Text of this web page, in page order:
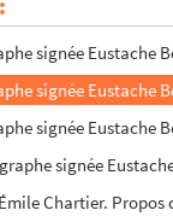
de Jean-
signée Eustache
signée Eustache
signée Eustache
signée
Chartier.